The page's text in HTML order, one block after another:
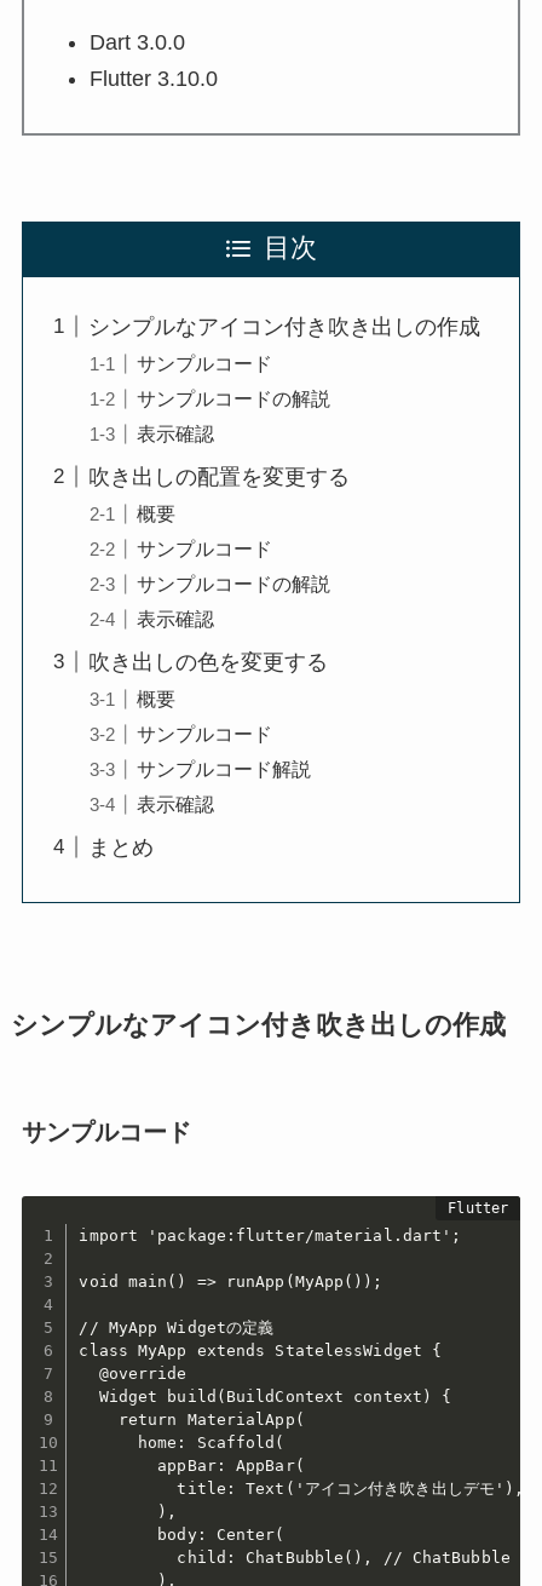
Dart 3.0.0
Flutter 3.10.0
目次
シンプルなアイコン付き吹き出しの作成
サンプルコード
サンプルコードの解説
表示確認
吹き出しの配置を変更する
概要
サンプルコード
サンプルコードの解説
表示確認
吹き出しの色を変更する
概要
サンプルコード
サンプルコード解説
表示確認
まとめ
シンプルなアイコン付き吹き出しの作成
サンプルコード
import 'package:flutter/material.dart';
void main() => runApp(MyApp());
// MyApp Widgetの定義
class MyApp extends StatelessWidget {
  @override
  Widget build(BuildContext context) {
    return MaterialApp(
      home: Scaffold(
        appBar: AppBar(
          title: Text('アイコン付き吹き出しデモ'),
        ),
        body: Center(
child: ChatBubble(), // ChatBubble
        ),